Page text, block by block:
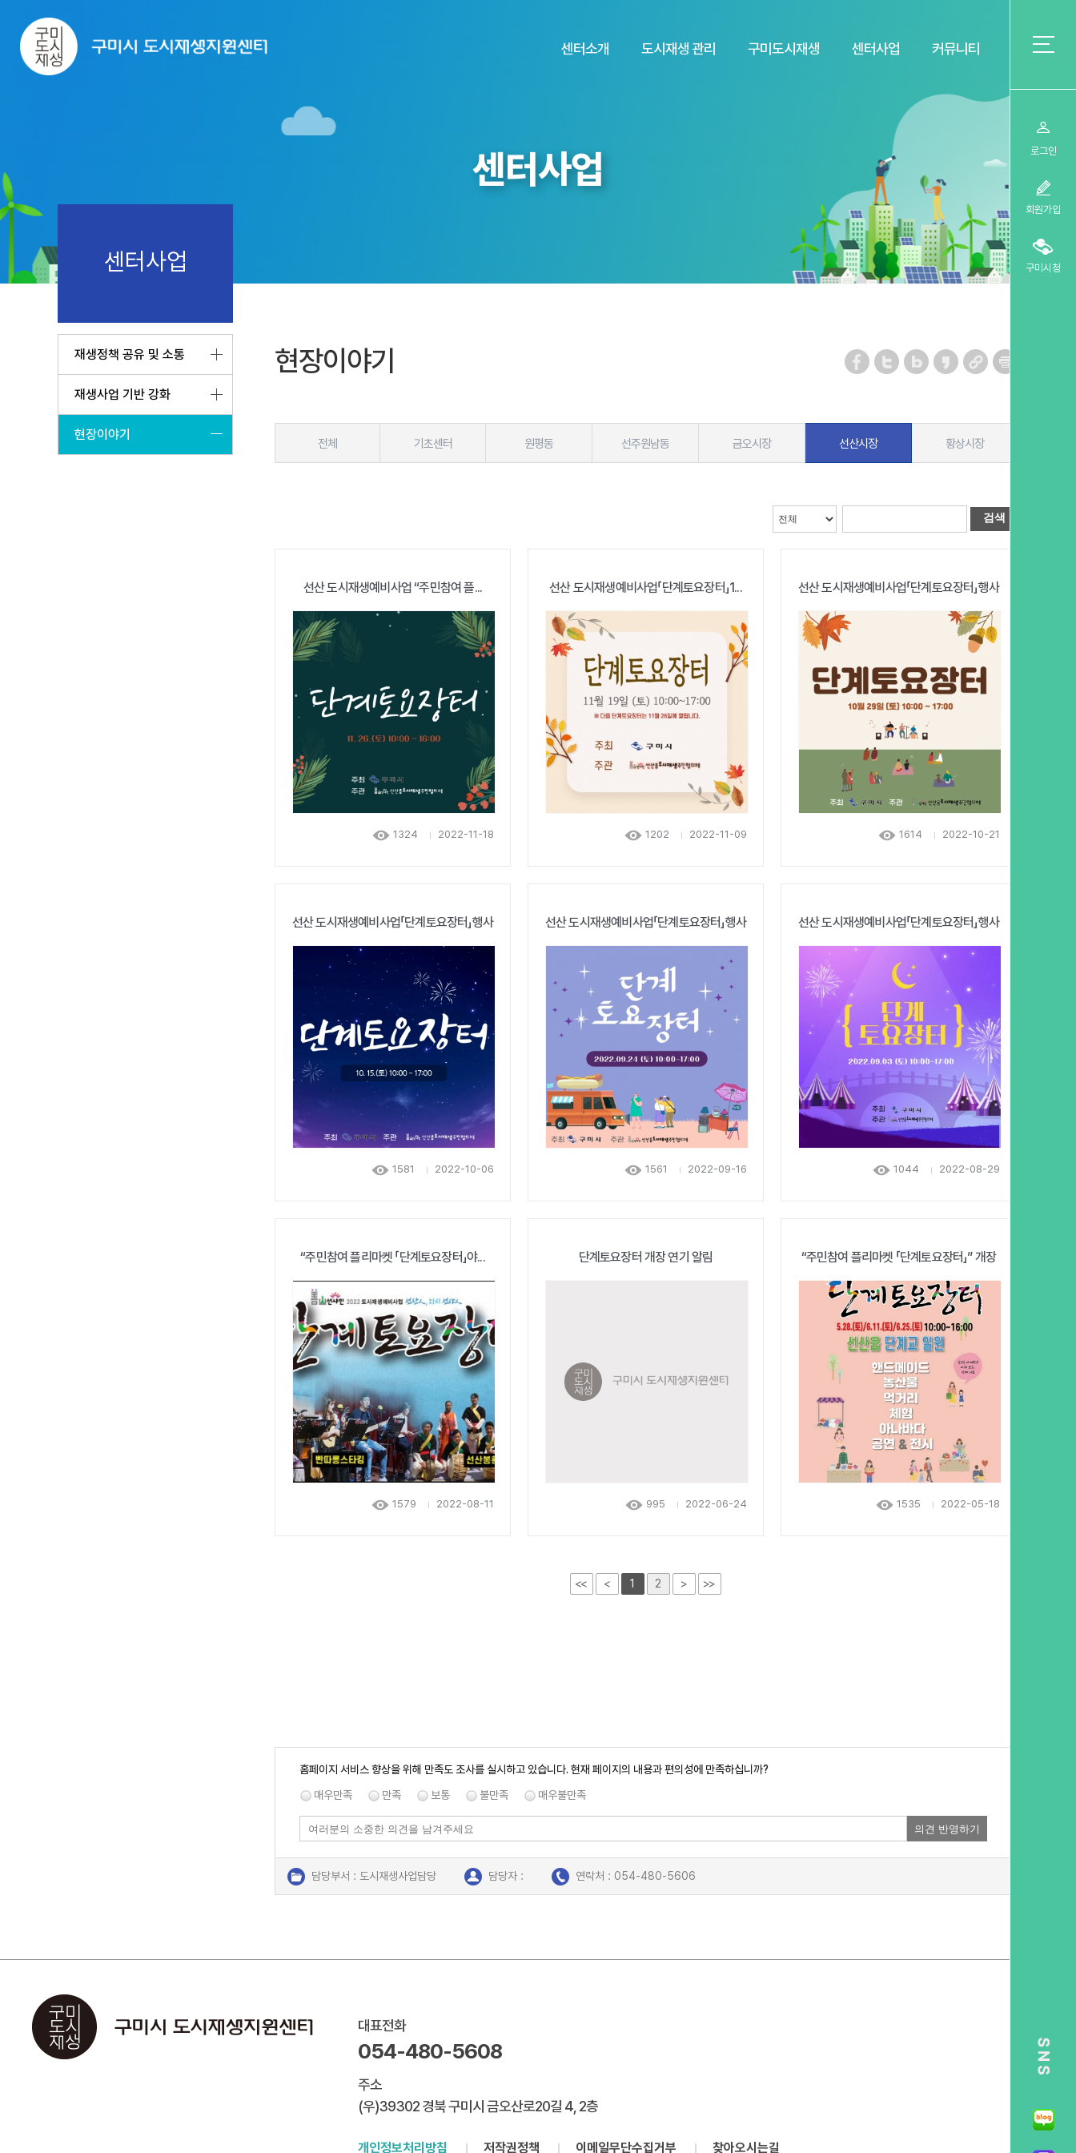
로그인
회원가입
구미시청
센터소개 도시재생 관리 구미도시재생 센터사업 커뮤니티
센터사업
센터사업
재생정책 공유 및 소통
재생사업 기반 강화
현장이야기
현장이야기
전체 기초센터 원평동 선주원남동 금오시장 선산시장 황상시장
검색
선산 도시재생예비사업 “주민참여 플...
1324 2022-11-18
선산 도시재생예비사업「단계토요장터」1...
1202 2022-11-09
선산 도시재생예비사업「단계토요장터」행사
1614 2022-10-21
선산 도시재생예비사업「단계토요장터」행사
1581 2022-10-06
선산 도시재생예비사업「단계토요장터」행사
1561 2022-09-16
선산 도시재생예비사업「단계토요장터」행사
1044 2022-08-29
“주민참여 플리마켓 「단계토요장터」야...
1579 2022-08-11
단계토요장터 개장 연기 알림
995 2022-06-24
“주민참여 플리마켓 「단계토요장터」” 개장
1535 2022-05-18
<< < 1 2 > >>
홈페이지 서비스 향상을 위해 만족도 조사를 실시하고 있습니다. 현재 페이지의 내용과 편의성에 만족하십니까?
매우만족
만족 보통 불만족 매우불만족
의견 반영하기
담당부서 : 도시재생사업담당 담당자 : 연락처 : 054-480-5606
개인정보처리방침 저작권정책 이메일무단수집거부 찾아오시는길
대표전화
054-480-5608
주소
(우)39302 경북 구미시 금오산로20길 4, 2층